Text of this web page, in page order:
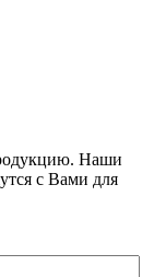
Наши
с Вами для